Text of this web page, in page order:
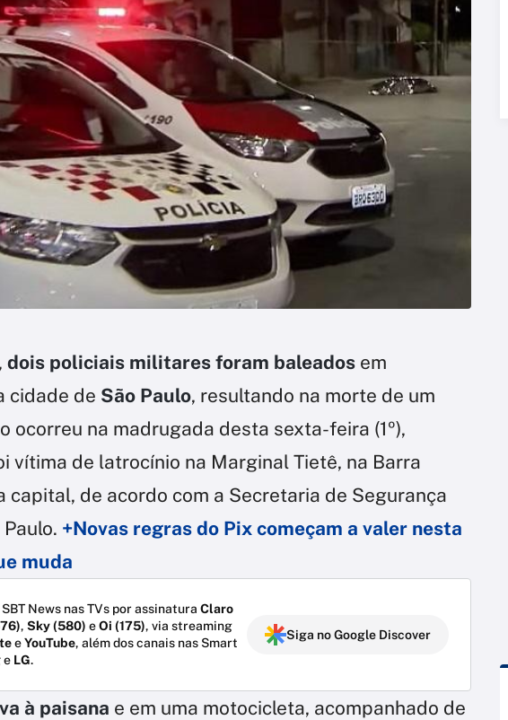
dois policiais militares foram baleados em
cidade de São Paulo, resultando na morte de um
ocorreu na madrugada desta sexta-feira (1º),
vítima de latrocínio na Marginal Tietê, na Barra
capital, de acordo com a Secretaria de Segurança
+Novas regras do Pix começam a valer nesta
muda
News nas TVs por assinatura Claro
, Sky (580) eOi (175), via streaming
eYouTube, além dos canais nas Smart
e LG.
Siga no Google Discover
à paisana e em uma motocicleta, acompanhado de